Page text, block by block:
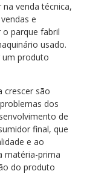
venda técnica,
e
parque fabril
usado.
um produto
crescer são
dos
de
final, que
e ao
matéria-prima
do produto